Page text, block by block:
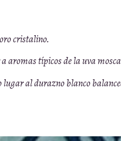
cristalino.
aromas típicos de la uva
lugar al durazno blanco